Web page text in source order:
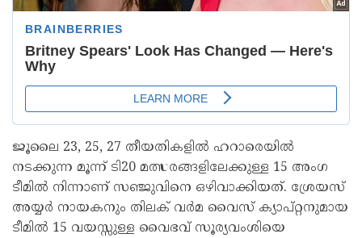
ജൂലൈ 23, 25, 27 തീയതികളില്‍ ഹറാരെയില്‍
നടക്കുന്ന മൂന്ന് ടി20 മത്സരങ്ങളിലേക്കുള്ള 15 അംഗ
ടീമില്‍ നിന്നാണ് സഞ്ജുവിനെ ഒഴിവാക്കിയത്. ശ്രേയസ്
അയ്യര്‍ നായകനും തിലക് വര്‍മ വൈസ് ക്യാപ്റ്റനുമായ
ടീമില്‍ 15 വയസ്സുള്ള വൈഭവ് സൂര്യവംശിയെ